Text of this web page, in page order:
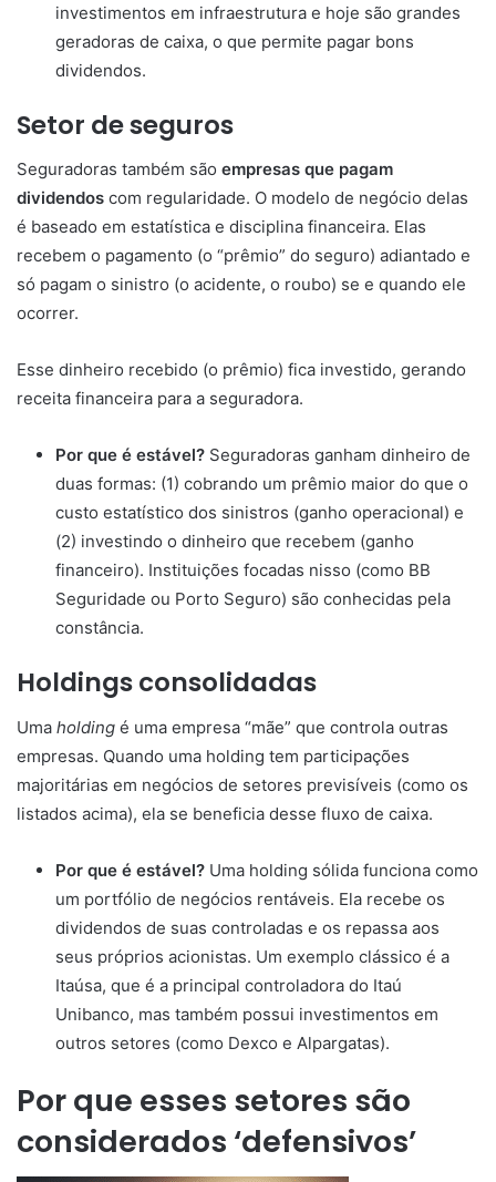
investimentos em infraestrutura e hoje são grandes
geradoras de caixa, o que permite pagar bons
dividendos.
Setor de seguros
Seguradoras também são empresas que pagam
dividendos com regularidade. O modelo de negócio delas
é baseado em estatística e disciplina financeira. Elas
recebem o pagamento (o “prêmio” do seguro) adiantado e
só pagam o sinistro (o acidente, o roubo) se e quando ele
ocorrer.
Esse dinheiro recebido (o prêmio) fica investido, gerando
receita financeira para a seguradora.
Por que é estável? Seguradoras ganham dinheiro de
duas formas: (1) cobrando um prêmio maior do que o
custo estatístico dos sinistros (ganho operacional) e
(2) investindo o dinheiro que recebem (ganho
financeiro). Instituições focadas nisso (como BB
Seguridade ou Porto Seguro) são conhecidas pela
constância.
Holdings consolidadas
Uma holding é uma empresa “mãe” que controla outras
empresas. Quando uma holding tem participações
majoritárias em negócios de setores previsíveis (como os
listados acima), ela se beneficia desse fluxo de caixa.
Por que é estável? Uma holding sólida funciona como
um portfólio de negócios rentáveis. Ela recebe os
dividendos de suas controladas e os repassa aos
seus próprios acionistas. Um exemplo clássico é a
Itaúsa, que é a principal controladora do Itaú
Unibanco, mas também possui investimentos em
outros setores (como Dexco e Alpargatas).
Por que esses setores são
considerados ‘defensivos’